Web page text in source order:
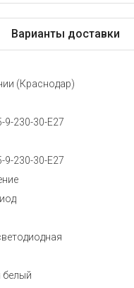
Варианты доставки
(Краснодар)
9-230-30-E27
9-230-30-E27
белый